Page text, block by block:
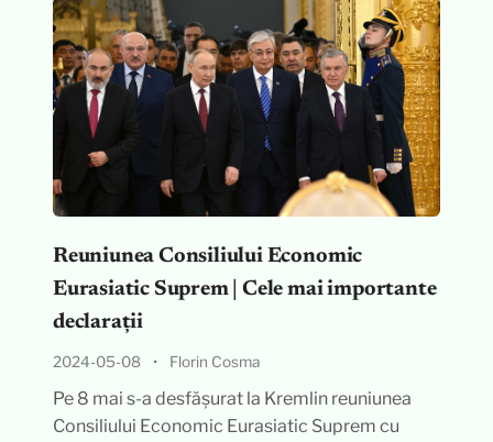
Reuniunea Consiliului Economic
Eurasiatic Suprem | Cele mai importante
declarații
2024-05-08 • Florin Cosma
Pe 8 mai s-a desfășurat la Kremlin reuniunea
Consiliului Economic Eurasiatic Suprem cu